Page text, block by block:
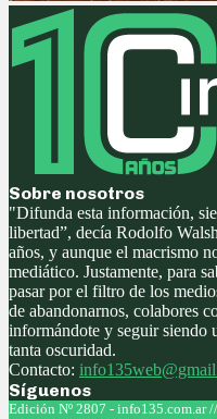
Sobre nosotros
"Difunda esta información,
libertad”, decía Rodolfo
años, y aunque el macrismo
mediático. Justamente, para
pasar por el filtro de los
de abandonarnos, colabores
informándote y seguir siendo
tanta oscuridad.
Contacto:
Síguenos
Facebook
Twitter
Instagram
Youtube
Edición Nº 2807 - info135.com.ar